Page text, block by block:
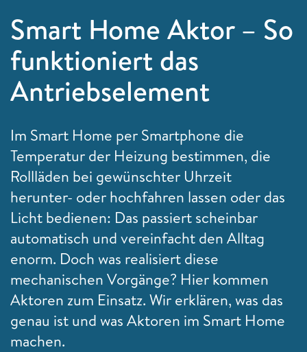
Smart Home Aktor – So
funktioniert das
Antriebselement
Im Smart Home per Smartphone die
Temperatur der Heizung bestimmen, die
Rollläden bei gewünschter Uhrzeit
herunter- oder hochfahren lassen oder das
Licht bedienen: Das passiert scheinbar
automatisch und vereinfacht den Alltag
enorm. Doch was realisiert diese
mechanischen Vorgänge? Hier kommen
Aktoren zum Einsatz. Wir erklären, was das
genau ist und was Aktoren im Smart Home
machen.